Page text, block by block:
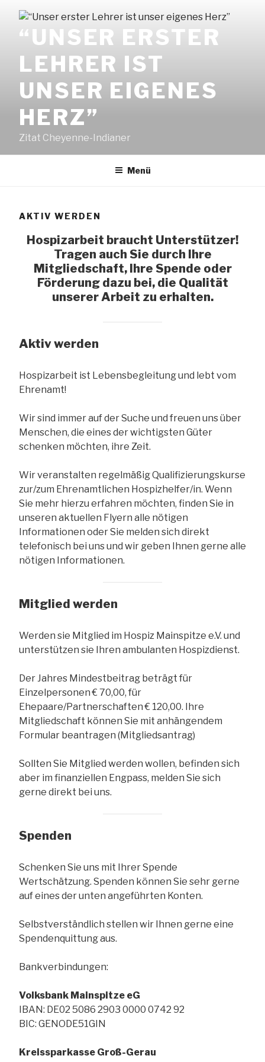
Inhalt
springen“UNSER ERSTER
LEHRER IST
UNSER EIGENES
HERZ”
Zitat Cheyenne-Indianer
Menü
AKTIV WERDEN
Hospizarbeit braucht Unterstützer!
Tragen auch Sie durch Ihre
Mitgliedschaft, Ihre Spende oder
Förderung dazu bei, die Qualität
unserer Arbeit zu erhalten.
Aktiv werden
Hospizarbeit ist Lebensbegleitung und lebt vom
Ehrenamt!
Wir sind immer auf der Suche und freuen uns über
Menschen, die eines der wichtigsten Güter
schenken möchten, ihre Zeit.
Wir veranstalten regelmäßig Qualifizierungskurse
zur/zum Ehrenamtlichen Hospizhelfer/in. Wenn
Sie mehr hierzu erfahren möchten, finden Sie in
unseren aktuellen Flyern alle nötigen
Informationen oder Sie melden sich direkt
telefonisch bei uns und wir geben Ihnen gerne alle
nötigen Informationen.
Mitglied werden
Werden sie Mitglied im Hospiz Mainspitze e.V. und
unterstützen sie Ihren ambulanten Hospizdienst.
Der Jahres Mindestbeitrag beträgt für
Einzelpersonen € 70,00, für
Ehepaare/Partnerschaften € 120,00. Ihre
Mitgliedschaft können Sie mit anhängendem
Formular beantragen (Mitgliedsantrag)
Sollten Sie Mitglied werden wollen, befinden sich
aber im finanziellen Engpass, melden Sie sich
gerne direkt bei uns.
Spenden
Schenken Sie uns mit Ihrer Spende
Wertschätzung. Spenden können Sie sehr gerne
auf eines der unten angeführten Konten.
Selbstverständlich stellen wir Ihnen gerne eine
Spendenquittung aus.
Bankverbindungen:
Volksbank Mainspitze eG
IBAN: DE02 5086 2903 0000 0742 92
BIC: GENODE51GIN
Kreissparkasse Groß-Gerau